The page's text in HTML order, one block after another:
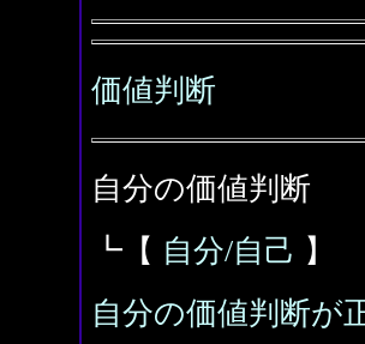
価値判断
自分の価値判断
┗【 自分/自己 】
自分の価値判断が